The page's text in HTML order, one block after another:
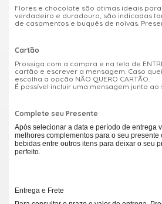
Flores e chocolate são otimas ideais
verdadeiro e duradouro, são indicadas
de casamentos e buquês de noivas.
Cartão
Prossiga com a compra e na tela de
cartão e escrever a mensagem. Caso
escolha a opção NÃO QUERO CARTÃO.
É possível incluir uma mensagem junto ao
Complete seu Presente
Após selecionar a data e período de entrega
melhores complementos para o seu presente
bebidas entre outros itens para deixar o seu
perfeito.
Entrega e Frete